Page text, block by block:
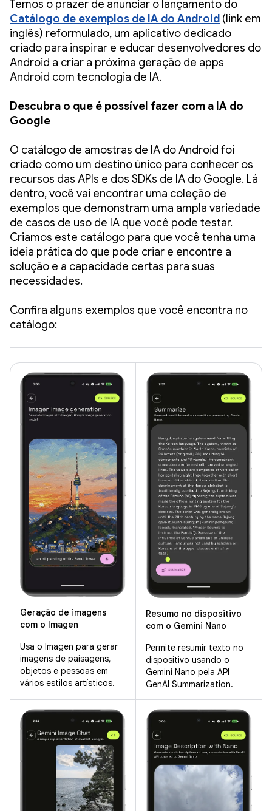
Temos o prazer de anunciar o lançamento do
Catálogo de exemplos de IA do Android (link em
inglês) reformulado, um aplicativo dedicado
criado para inspirar e educar desenvolvedores do
Android a criar a próxima geração de apps
Android com tecnologia de IA.
Descubra o que é possível fazer com a IA do
Google
O catálogo de amostras de IA do Android foi
criado como um destino único para conhecer os
recursos das APIs e dos SDKs de IA do Google. Lá
dentro, você vai encontrar uma coleção de
exemplos que demonstram uma ampla variedade
de casos de uso de IA que você pode testar.
Criamos este catálogo para que você tenha uma
ideia prática do que pode criar e encontre a
solução e a capacidade certas para suas
necessidades.
Confira alguns exemplos que você encontra no
catálogo:
Geração de imagens
com o Imagen
Usa o Imagen para gerar
imagens de paisagens,
objetos e pessoas em
vários estilos artísticos.
Resumo no dispositivo
com o Gemini Nano
Permite resumir texto no
dispositivo usando o
Gemini Nano pela API
GenAI Summarization.